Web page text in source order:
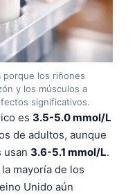
porque los riñones
y los músculos a
significativos.
es 3.5-5.0 mmol/L
de adultos, aunque
usan 3.6-5.1 mmol/L.
mayoría de los
Unido aún